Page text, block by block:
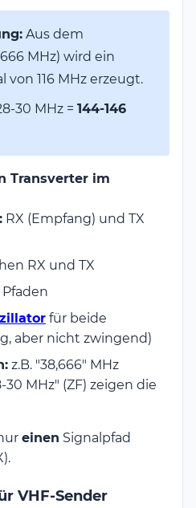
Aus dem
MHz) wird ein
von 116 MHz erzeugt.
30 MHz = 144-146
Transverter im
RX (Empfang) und TX
RX und TX
für beide
aber nicht zwingend)
z.B. "38,666" MHz
30 MHz" (ZF) zeigen die
einen Signalpfad
VHF-Sender